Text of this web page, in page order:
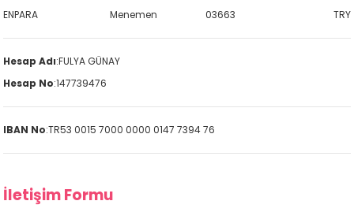
ENPARA
Menemen
03663
TRY
Hesap Adı:FULYA GÜNAY
Hesap No:147739476
IBAN No:TR53 0015 7000 0000 0147 7394 76
İletişim Formu